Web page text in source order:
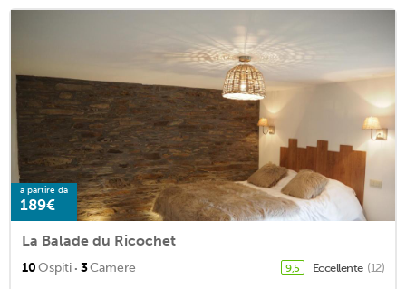
a partire da
189€
La Balade du Ricochet
10Ospiti · 3Camere 9,5 Eccellente (12)